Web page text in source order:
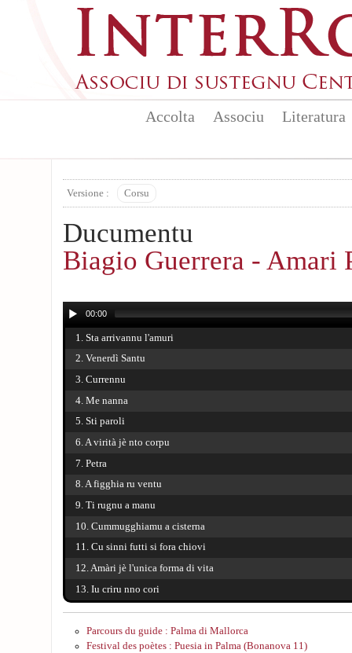
Accolta Associu Literatura
Versione : Corsu
Ducumentu
Biagio Guerrera - Amari
00:00
1. Sta arrivannu l'amuri
2. Venerdì Santu
3. Currennu
4. Me nanna
5. Sti paroli
6. A virità jè nto corpu
7. Petra
8. A figghia ru ventu
9. Ti rugnu a manu
10. Cummugghiamu a cisterna
11. Cu sinni futti si fora chiovi
12. Amàri jè l'unica forma di vita
13. Iu criru nno cori
Parcours du guide : Palma di Mallorca
Festival des poètes : Puesia in Palma (Bonanova 11)